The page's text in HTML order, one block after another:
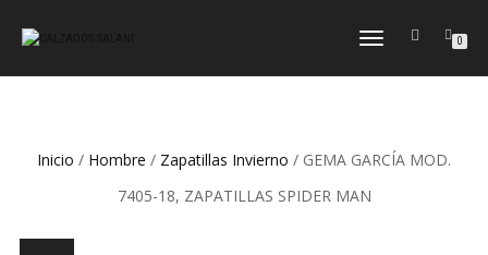
CAMBIAR
0
Inicio / Hombre / Zapatillas Invierno / GEMA GARCÍA MOD.
7405-18, ZAPATILLAS SPIDER MAN